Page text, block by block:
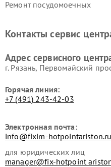
Ремонт посудомоечных
Hotpoint Ariston
Ariston
Контакты сервис
Адрес сервисного
г. Рязань, Первомайский
Горячая линия:
+7 (491) 243-42-03
Электронная почта:
info@fixim-hotpointariston.ru
для юридических лиц
manager@fix-hotpoint